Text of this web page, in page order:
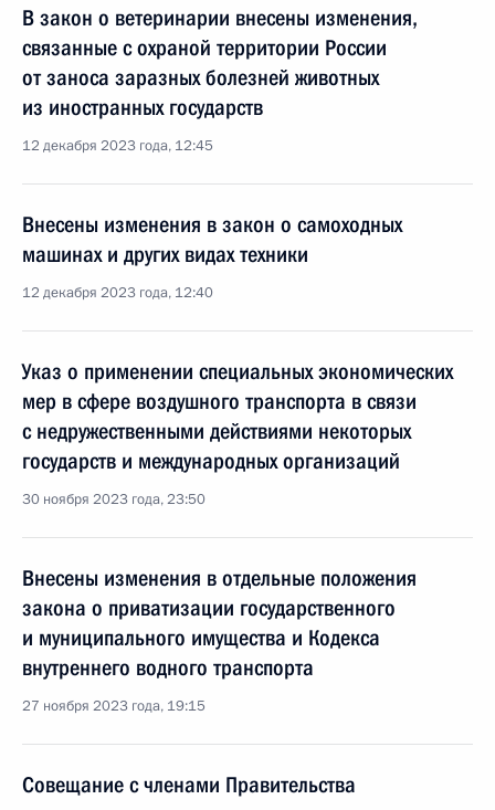
В закон о ветеринарии внесены изменения,
связанные с охраной территории России
от заноса заразных болезней животных
из иностранных государств
12 декабря 2023 года, 12:45
Внесены изменения в закон о самоходных
машинах и других видах техники
12 декабря 2023 года, 12:40
Указ о применении специальных экономических
мер в сфере воздушного транспорта в связи
с недружественными действиями некоторых
государств и международных организаций
30 ноября 2023 года, 23:50
Внесены изменения в отдельные положения
закона о приватизации государственного
и муниципального имущества и Кодекса
внутреннего водного транспорта
27 ноября 2023 года, 19:15
Совещание с членами Правительства